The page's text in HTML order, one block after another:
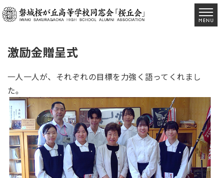
激励金贈呈式
一人一人が、それぞれの目標を力強く語ってくれまし
た。